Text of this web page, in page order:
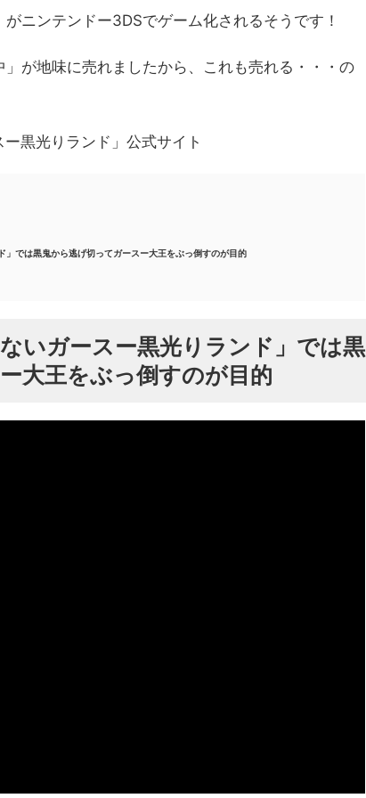
がニンテンドー3DSでゲーム化されるそうです！
が地味に売れましたから、これも売れる・・・の
黒光りランド」公式サイト
では黒鬼から逃げ切ってガースー大王をぶっ倒すのが目的
いガースー黒光りランド」では黒
大王をぶっ倒すのが目的